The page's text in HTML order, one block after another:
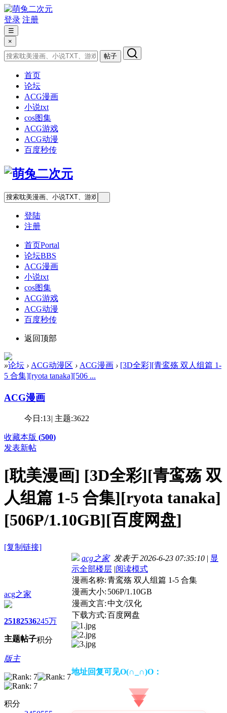
登录 注册
☰
×
帖子
首页
论坛
ACG漫画
小说txt
cos图集
ACG游戏
ACG动漫
百度秒传
登陆
注册
首页Portal
论坛BBS
ACG漫画
小说txt
cos图集
ACG游戏
ACG动漫
百度秒传
返回顶部
»论坛 › ACG动漫区 › ACG漫画 › [3D全彩][青鸾殇 双人组篇 1-
5 合集][ryota tanaka][506 ...
ACG漫画
今日:13| 主题:3622
收藏本版 (500)
发表新帖
[耽美漫画] [3D全彩][青鸾殇 双
人组篇 1-5 合集][ryota tanaka]
[506P/1.10GB][百度网盘]
[复制链接]
acg之家
2518
主题
2536
帖子
245万
积分
版主
积分
acg之家发表于 2026-6-23 07:35:10 | 显
示全部楼层 |阅读模式
漫画名称:青鸾殇 双人组篇 1-5 合集
漫画大小: 506P/1.10GB
漫画文言:中文/汉化
下载方式:百度网盘
地址回复可见O(∩_∩)O：